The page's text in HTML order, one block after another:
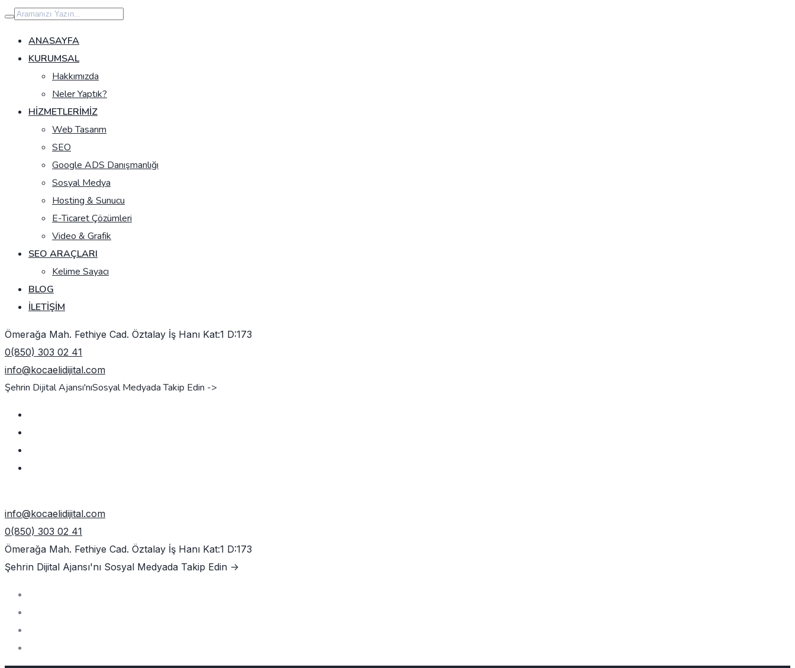
İçeriğe
geç
ANASAYFA
KURUMSAL
Hakkımızda
Neler Yaptık?
HIZMETLERIMIZ
Web Tasarım
SEO
Google ADS Danışmanlığı
Sosyal Medya
Hosting & Sunucu
E-Ticaret Çözümleri
Video & Grafik
SEO ARAÇLARI
Kelime Sayacı
BLOG
İLETIŞIM
Ömerağa Mah. Fethiye Cad. Öztalay İş Hanı Kat:1 D:173
0(850) 303 02 41
info@kocaelidijital.com
Şehrin Dijital Ajansı'nıSosyal Medyada Takip Edin ->
info@kocaelidijital.com
0(850) 303 02 41
Ömerağa Mah. Fethiye Cad. Öztalay İş Hanı Kat:1 D:173
Şehrin Dijital Ajansı'nı Sosyal Medyada Takip Edin ->